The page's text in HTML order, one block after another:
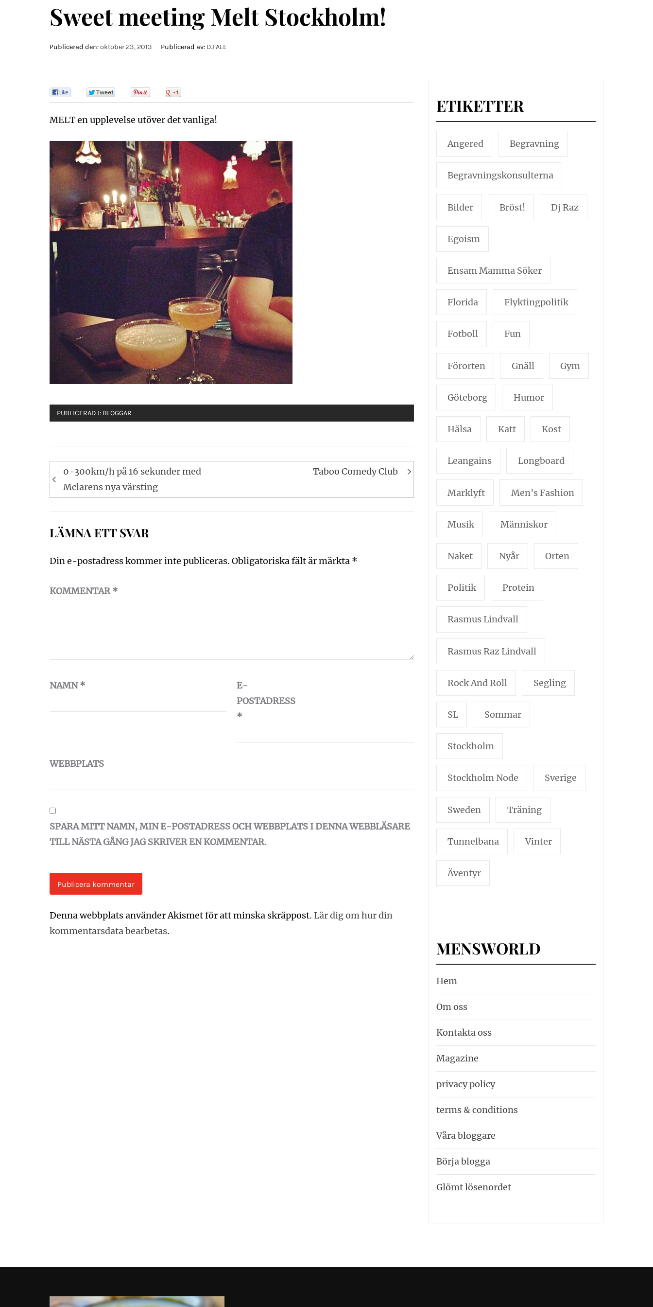
Sweet meeting Melt Stockholm!
Publicerad den:oktober 23, 2013 Publicerad av: DJ ALE
MELT en upplevelse utöver det vanliga!
PUBLICERAD I: BLOGGAR
Inläggsnavigering
0-300km/h på 16 sekunder med
Mclarens nya värsting
Taboo Comedy Club
LÄMNA ETT SVAR
Din e-postadress kommer inte publiceras. Obligatoriska fält är märkta *
KOMMENTAR*
NAMN*
E-
POSTADRESS
*
WEBBPLATS
SPARA MITT NAMN, MIN E-POSTADRESS OCH WEBBPLATS I DENNA WEBBLÄSARE
TILL NÄSTA GÅNG JAG SKRIVER EN KOMMENTAR.
Denna webbplats använder Akismet för att minska skräppost. Lär dig om hur din
kommentarsdata bearbetas.
ETIKETTER
Angered Begravning
Begravningskonsulterna
Bilder Bröst! Dj Raz
Egoism
Ensam Mamma Söker
Florida Flyktingpolitik
Fotboll Fun
Förorten Gnäll Gym
Göteborg Humor
Hälsa Katt Kost
Leangains Longboard
Marklyft Men's Fashion
Musik Människor
Naket Nyår Orten
Politik Protein
Rasmus Lindvall
Rasmus Raz Lindvall
Rock And Roll Segling
SL Sommar
Stockholm
Stockholm Node Sverige
Sweden Träning
Tunnelbana Vinter
Äventyr
MENSWORLD
Hem
Om oss
Kontakta oss
Magazine
privacy policy
terms & conditions
Våra bloggare
Börja blogga
Glömt lösenordet